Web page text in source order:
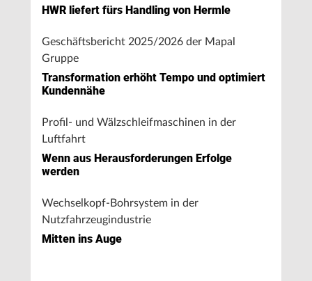
HWR liefert fürs Handling von Hermle
Geschäftsbericht 2025/2026 der Mapal
Gruppe
Transformation erhöht Tempo und optimiert
Kundennähe
Profil- und Wälzschleifmaschinen in der
Luftfahrt
Wenn aus Herausforderungen Erfolge
werden
Wechselkopf-Bohrsystem in der
Nutzfahrzeugindustrie
Mitten ins Auge